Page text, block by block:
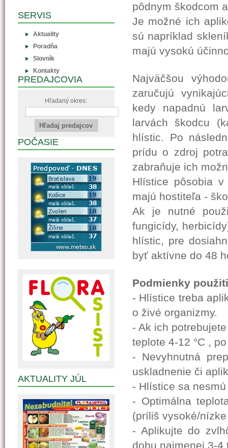
pôdnym škodcom
Je možné ich
sú napríklad
majú vysokú
Najväčšou
zaručujú
kedy napadnú
larvách škodcu
hlístic. Po
prídu o zdroj
zabraňuje ich
Hlístice pôsobia
majú hostiteľa -
Ak je nutné
fungicídy,
hlístic, pre
byť aktívne do 48
Podmienky
- Hlístice treba
o živé organizmy.
- Ak ich
teplote 4-12 °C ,
- Nevyhnutná
uskladnenie či
- Hlístice sa
- Optimálna
(príliš vysoké/
- Aplikujte do
dobu najmenej 3-4
SERVIS
Aktuality
Poradňa
Slovník
Kontakty
PREDAJCOVIA
Hľadaný okres:
POČASIE
AKTUALITY JÚL